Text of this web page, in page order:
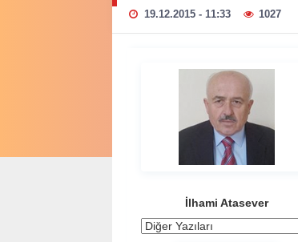
19.12.2015 - 11:33 1027
İlhami Atasever